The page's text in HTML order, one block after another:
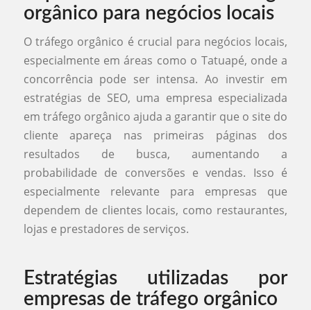
orgânico para negócios locais
O tráfego orgânico é crucial para negócios locais,
especialmente em áreas como o Tatuapé, onde a
concorrência pode ser intensa. Ao investir em
estratégias de SEO, uma empresa especializada
em tráfego orgânico ajuda a garantir que o site do
cliente apareça nas primeiras páginas dos
resultados de busca, aumentando a
probabilidade de conversões e vendas. Isso é
especialmente relevante para empresas que
dependem de clientes locais, como restaurantes,
lojas e prestadores de serviços.
Estratégias utilizadas por
empresas de tráfego orgânico